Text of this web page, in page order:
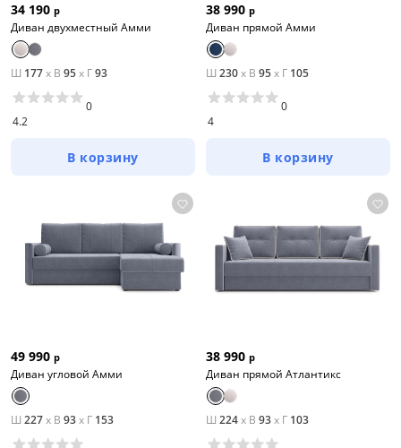
34 190 р
Диван двухместный Амми
Ш 177x В 95x Г93
4.2
0
В корзину
38 990 р
Диван прямой Амми
Ш 230x В 95x Г 105
4
0
В корзину
49 990 р
Диван угловой Амми
Ш 227x В 93x Г 153
38 990 р
Диван прямой Атлантикс
Ш 224x В 93x Г 103